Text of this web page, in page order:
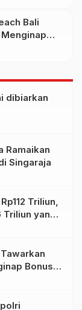
Bali
Budaya
dibiarkan
Ramaikan
Singaraja
Triliun,
Triliun yang
Bonus